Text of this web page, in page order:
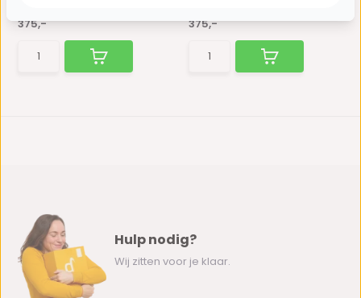
375,-
375,-
Hulp nodig?
Wij zitten voor je klaar.